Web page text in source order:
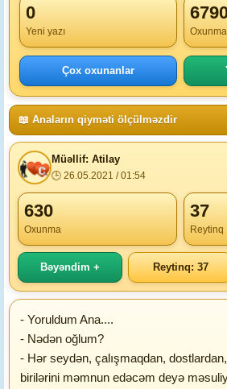
0
Yeni yazı Oxunma
Çox oxunanlar
📖 Anaların qiyməti ölçülməzdir
Müəllif: Atilay
🕒 26.05.2021 / 01:54
630
Oxunma
37
Reytinq
Bəyəndim + Reytinq: 37
- Yoruldum Ana....
- Nədən oğlum?
- Hər seydən, çalışmaqdan,
birilərini məmnun edəcəm deyə